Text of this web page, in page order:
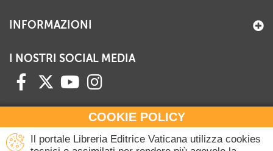
COOKIE POLICY
Il portale Libreria Editrice Vaticana utilizza cookies
INFORMAZIONI
I NOSTRI SOCIAL MEDIA
HAI BISOGNO DI INFORMAZIONI?